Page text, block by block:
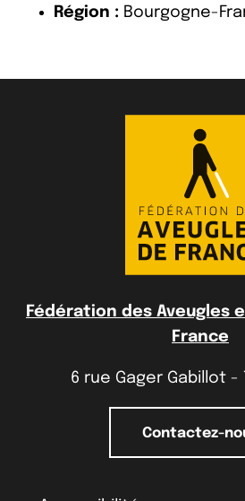
Région : Bourgogne-
Fédération des Aveugles
France
6 rue Gager Gabillot -
Contactez-